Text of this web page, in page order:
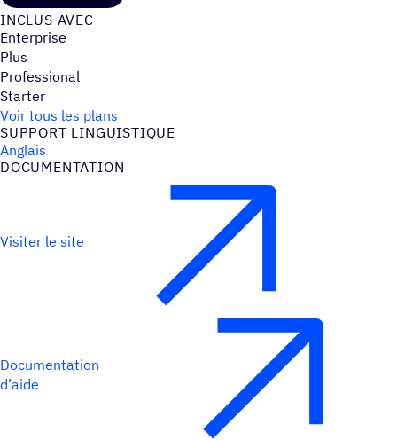
INCLUS AVEC
Enterprise
Plus
Professional
Starter
Voir tous les plans
SUPPORT LINGUIS­TIQUE
Anglais
DOCU­MEN­TA­TION
Visiter le site
Documentation
d’aide